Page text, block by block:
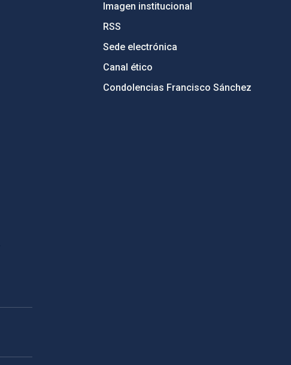
Imagen institucional
RSS
Sede electrónica
Canal ético
Condolencias Francisco Sánchez